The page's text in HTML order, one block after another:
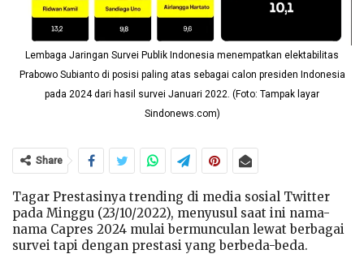
Lembaga Jaringan Survei Publik Indonesia menempatkan elektabilitas
Prabowo Subianto di posisi paling atas sebagai calon presiden Indonesia
pada 2024 dari hasil survei Januari 2022. (Foto: Tampak layar
Sindonews.com)
Share
Tagar Prestasinya trending di media sosial Twitter
pada Minggu (23/10/2022), menyusul saat ini nama-
nama Capres 2024 mulai bermunculan lewat berbagai
survei tapi dengan prestasi yang berbeda-beda.